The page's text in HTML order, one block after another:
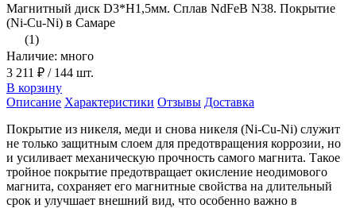
Магнитный диск D3*H1,5мм. Сплав NdFeB N38. Покрытие
(Ni-Cu-Ni) в Самаре
(1)
Наличие: много
3 211 ₽ / 144 шт.
В корзину
Описание Характеристики Отзывы Доставка
Покрытие из никеля, меди и снова никеля (Ni-Cu-Ni) служит
не только защитным слоем для предотвращения коррозии, но
и усиливает механическую прочность самого магнита. Такое
тройное покрытие предотвращает окисление неодимового
магнита, сохраняет его магнитные свойства на длительный
срок и улучшает внешний вид, что особенно важно в